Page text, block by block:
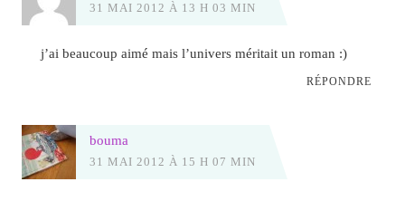
31 MAI 2012 À 13 H 03 MIN
j’ai beaucoup aimé mais l’univers méritait un roman :)
RÉPONDRE
bouma
31 MAI 2012 À 15 H 07 MIN